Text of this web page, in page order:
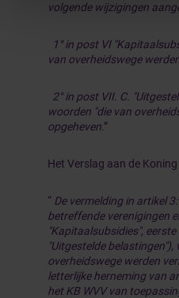
volgende wijzigingen
1° in post VI
van overheidswege
2° in post VII. C.
woorden "die van
opgeheven .”
Het Verslag aan de
“ De vermelding in artikel
betreffende verenigingen
"Kapitaalsubsidies",
"Uitgestelde
overheidswege werden
letterlijke herneming van
het KB WVV van